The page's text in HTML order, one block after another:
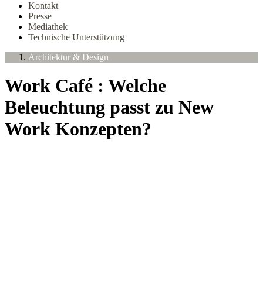
Kontakt
Presse
Mediathek
Technische Unterstützung
Architektur & Design
Work Café : Welche
Beleuchtung passt zu New
Work Konzepten?